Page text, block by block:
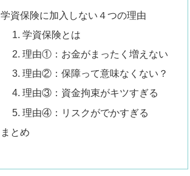
学資保険に加入しない４つの理由
学資保険とは
理由①：お金がまったく増えない
理由②：保障って意味なくない？
理由③：資金拘束がキツすぎる
理由④：リスクがでかすぎる
まとめ